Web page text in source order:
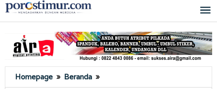
Lewati
ke
Homepage » Beranda »
Nickel